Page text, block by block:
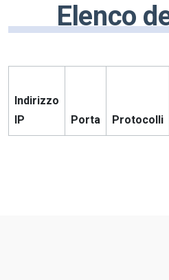
Elenco
Indirizzo
IP
Porta Protocolli